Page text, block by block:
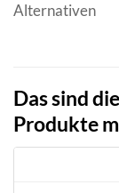
Alternativen
Das sind
Produkte